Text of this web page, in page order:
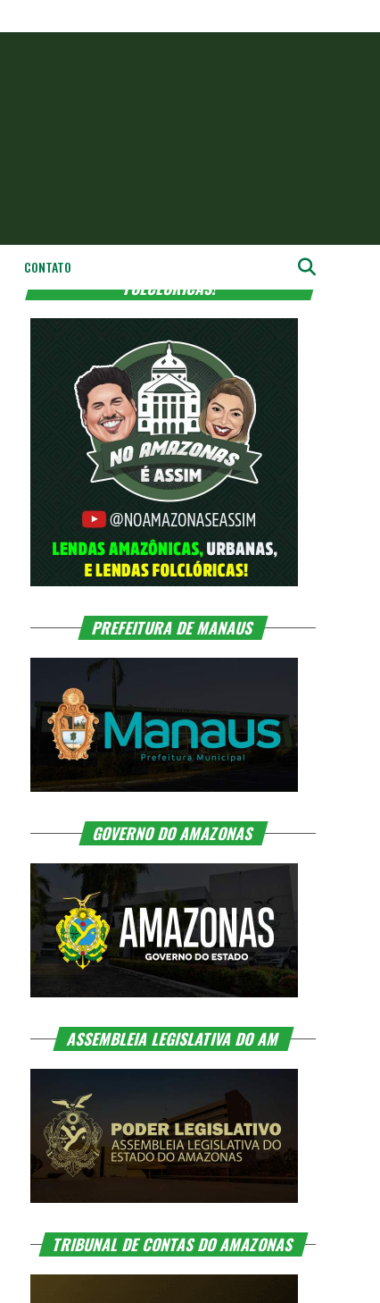
CONTATOLENDAS AMAZÔNICAS, URBANAS E
FOLCLÓRICAS!
PREFEITURA DE MANAUS
GOVERNO DO AMAZONAS
ASSEMBLEIA LEGISLATIVA DO AM
TRIBUNAL DE CONTAS DO AMAZONAS